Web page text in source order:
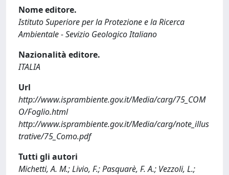
Nome editore.
Istituto Superiore per la Protezione e la Ricerca
Ambientale - Sevizio Geologico Italiano
Nazionalità editore.
ITALIA
Url
http://www.isprambiente.gov.it/Media/carg/75_COM
O/Foglio.html
http://www.isprambiente.gov.it/Media/carg/note_illus
trative/75_Como.pdf
Tutti gli autori
Michetti, A. M.; Livio, F.; Pasquarè, F. A.; Vezzoli, L.;